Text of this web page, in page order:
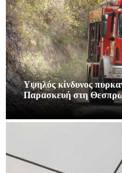
Υψηλός κίνδυνος
Παρασκευή στη